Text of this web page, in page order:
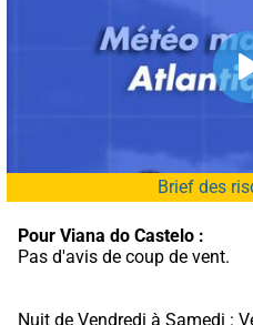
Brief des
Pour Viana do Castelo :
Pas d'avis de coup de vent.
Nuit de Vendredi à Samedi :